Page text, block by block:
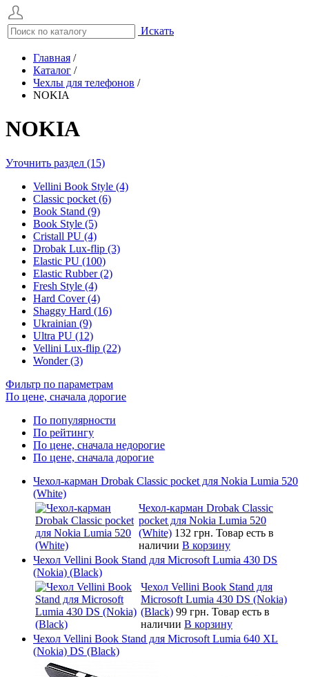
Искать
Главная /
Каталог /
Чехлы для телефонов /
NOKIA
NOKIA
Уточнить раздел (15)
Vellini Book Style (4)
Classic pocket (6)
Book Stand (9)
Book Style (5)
Cristall PU (4)
Drobak Lux-flip (3)
Elastic PU (100)
Elastic Rubber (2)
Fresh Style (4)
Hard Cover (4)
Shaggy Hard (16)
Ukrainian (9)
Ultra PU (12)
Vellini Lux-flip (22)
Wonder (3)
Фильтр по параметрам
По цене, сначала дорогие
По популярности
По рейтингу
По цене, сначала недорогие
По цене, сначала дорогие
Чехол-карман Drobak Classic pocket для Nokia Lumia 520
(White)
Чехол-карман Drobak Classic
pocket для Nokia Lumia 520
(White) 132 грн. Товар есть в
наличии В корзину
Чехол Vellini Book Stand для Microsoft Lumia 430 DS
(Nokia) (Black)
Чехол Vellini Book Stand для
Microsoft Lumia 430 DS (Nokia)
(Black) 99 грн. Товар есть в
наличии В корзину
Чехол Vellini Book Stand для Microsoft Lumia 640 XL
(Nokia) DS (Black)